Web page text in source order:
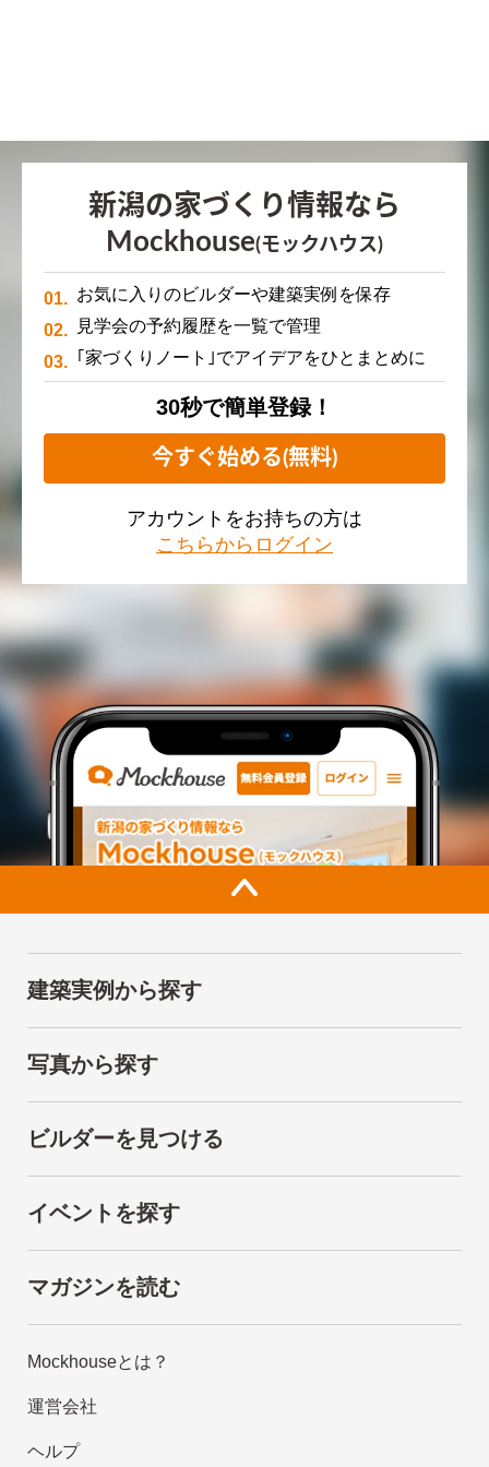
新潟の家づくり情報なら
Mockhouse(モックハウス)
お気に入りのビルダーや建築実例を保存
見学会の予約履歴を一覧で管理
｢家づくりノート｣でアイデアをひとまとめに
30秒で簡単登録！
今すぐ始める(無料)
アカウントをお持ちの方は
こちらからログイン
建築実例から探す
写真から探す
ビルダーを見つける
イベントを探す
マガジンを読む
Mockhouseとは？
運営会社
ヘルプ